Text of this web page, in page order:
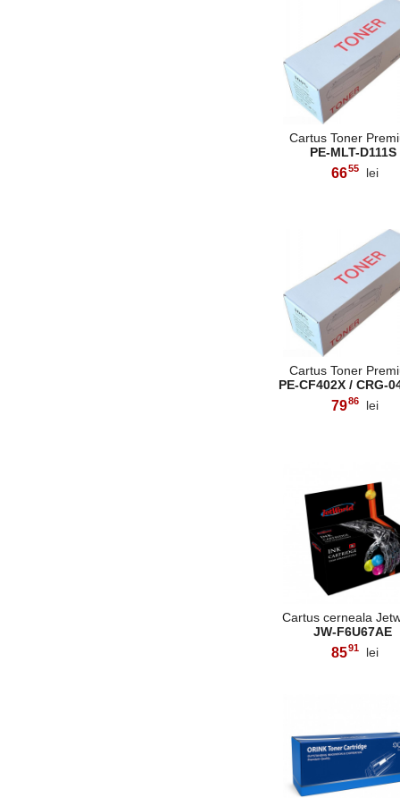
Cartus Toner
PE-MLT-D111S
6655 lei
Cartus Toner
PE-CF402X / CRG-
79,86 lei
Cartus cerneala
JW-F6U67AE
8591 lei